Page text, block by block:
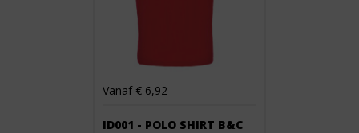
Vanaf € 6,92
ID001 - POLO SHIRT B&C